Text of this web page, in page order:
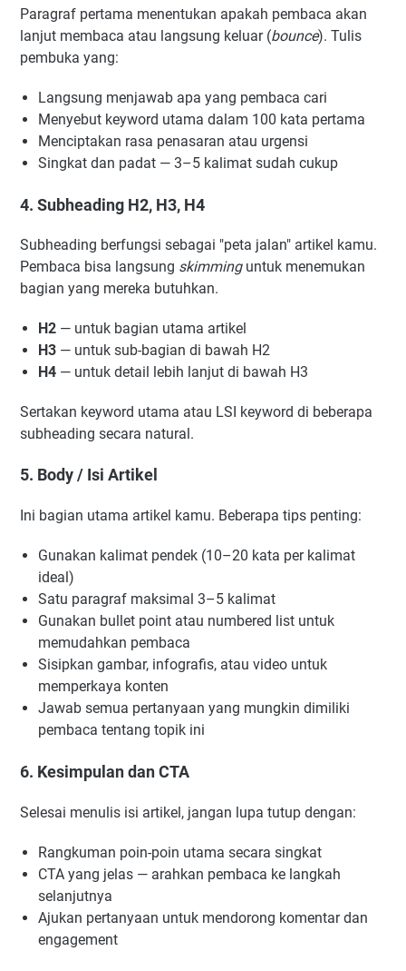
Paragraf pertama menentukan apakah pembaca akan
lanjut membaca atau langsung keluar (bounce). Tulis
pembuka yang:
Langsung menjawab apa yang pembaca cari
Menyebut keyword utama dalam 100 kata pertama
Menciptakan rasa penasaran atau urgensi
Singkat dan padat — 3–5 kalimat sudah cukup
4. Subheading H2, H3, H4
Subheading berfungsi sebagai "peta jalan" artikel kamu.
Pembaca bisa langsung skimminguntuk menemukan
bagian yang mereka butuhkan.
H2 — untuk bagian utama artikel
H3 — untuk sub-bagian di bawah H2
H4 — untuk detail lebih lanjut di bawah H3
Sertakan keyword utama atau LSI keyword di beberapa
subheading secara natural.
5. Body / Isi Artikel
Ini bagian utama artikel kamu. Beberapa tips penting:
Gunakan kalimat pendek (10–20 kata per kalimat
ideal)
Satu paragraf maksimal 3–5 kalimat
Gunakan bullet point atau numbered list untuk
memudahkan pembaca
Sisipkan gambar, infografis, atau video untuk
memperkaya konten
Jawab semua pertanyaan yang mungkin dimiliki
pembaca tentang topik ini
6. Kesimpulan dan CTA
Selesai menulis isi artikel, jangan lupa tutup dengan:
Rangkuman poin-poin utama secara singkat
CTA yang jelas — arahkan pembaca ke langkah
selanjutnya
Ajukan pertanyaan untuk mendorong komentar dan
engagement